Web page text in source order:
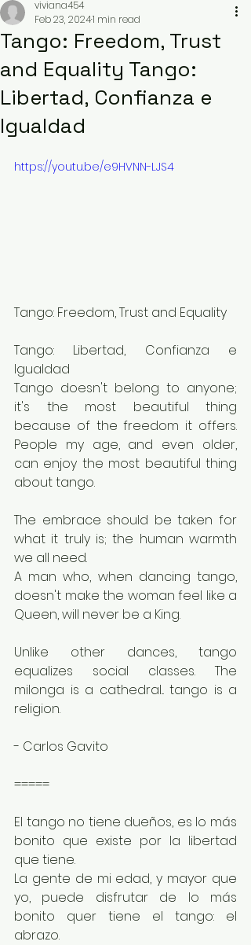
Tango: Freedom, Trust
and Equality Tango:
Libertad, Confianza e
Igualdad
viviana454
Feb 23, 20241 min read
https://youtu.be/e9HVNN-LJS4
Tango: Freedom, Trust and Equality
Tango: Libertad, Confianza e
Igualdad
Tango doesn't belong to anyone;
it's the most beautiful thing
because of the freedom it offers.
People my age, and even older,
can enjoy the most beautiful thing
about tango.
The embrace should be taken for
what it truly is; the human warmth
we all need.
A man who, when dancing tango,
doesn't make the woman feel like a
Queen, will never be a King.
Unlike other dances, tango
equalizes social classes. The
milonga is a cathedral... tango is a
religion.
- Carlos Gavito
=====
El tango no tiene dueños, es lo más
bonito que existe por la libertad
que tiene.
La gente de mi edad, y mayor que
yo, puede disfrutar de lo más
bonito quer tiene el tango: el
abrazo.